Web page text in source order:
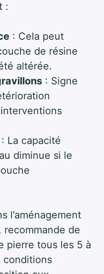
:
: Cela peut
de résine
altérée.
: Signe
: La capacité
diminue si le
l’aménagement
recommande de
pierre tous les 5 à
conditions